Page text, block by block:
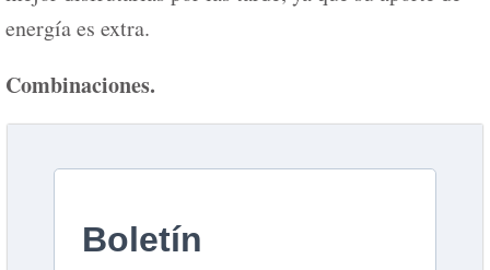
energía es extra.
Combinaciones.